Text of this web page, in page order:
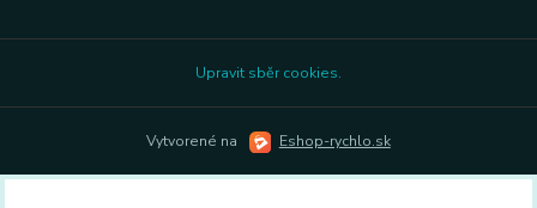
Upravit sběr cookies.
Vytvorené na Eshop-rychlo.sk